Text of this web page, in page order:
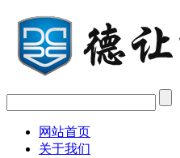
网站首页
关于我们